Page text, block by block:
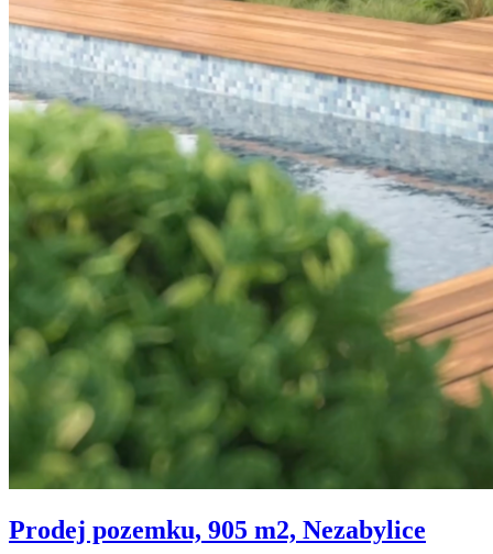
Prodej pozemku, 905 m2, Nezabylice